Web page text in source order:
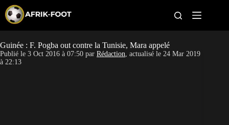
p
o
c
CAN féminine
Guinée : F. Pogba out contre la Tunisie, Mara appelé
Publié le 3 Oct 2016 à 07:50 par Rédaction, actualisé le 24 Mar 2019
à 22:13